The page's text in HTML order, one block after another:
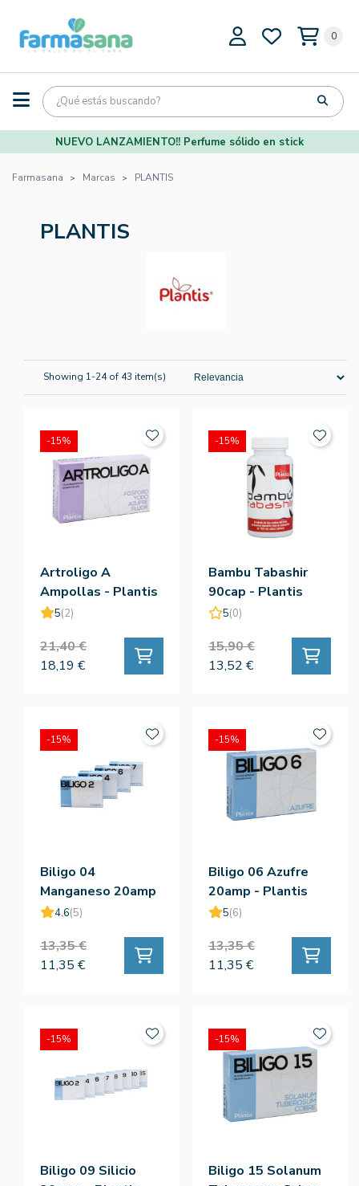
0
NUEVO LANZAMIENTO!! Perfume sólido en stick
Farmasana Marcas PLANTIS
PLANTIS
Showing 1-24 of 43 item(s)
Artroligo A
Ampollas - Plantis
5(2)
21,40 €
18,19 €
-15%
Bambu Tabashir
90cap - Plantis
5(0)
15,90 €
13,52 €
-15%
Biligo 04
Manganeso 20amp
- Plantis
4.6(5)
13,35 €
11,35 €
-15%
Biligo 06 Azufre
20amp - Plantis
5(6)
13,35 €
11,35 €
-15%
Biligo 09 Silicio
-15%
Biligo 15 Solanum
-15%